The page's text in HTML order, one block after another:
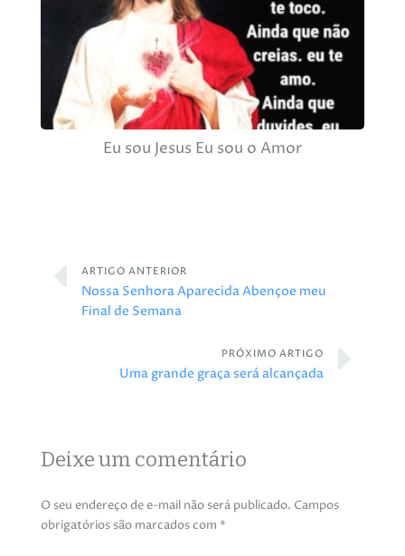
Eu sou Jesus Eu sou o Amor
ARTIGO ANTERIOR
Nossa Senhora Aparecida Abençoe meu
Final de Semana
PRÓXIMO ARTIGO
Uma grande graça será alcançada
Deixe um comentário
O seu endereço de e-mail não será publicado. Campos
obrigatórios são marcados com *